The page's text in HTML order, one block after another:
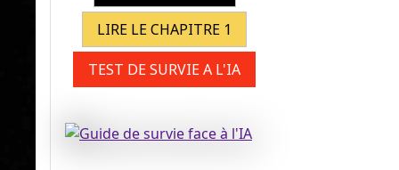
LIRE LE CHAPITRE 1
TEST DE SURVIE A L'IA